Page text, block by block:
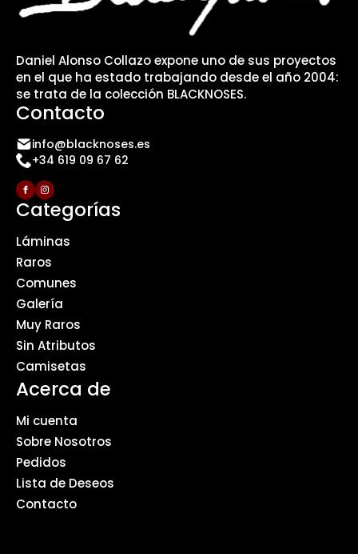
Daniel Alonso Collazo expone uno de sus proyectos
en el que ha estado trabajando desde el año 2004:
se trata de la colección BLACKNOSES.
Contacto
info@blacknoses.es
+34 619 09 67 62
Categorías
Láminas
Raros
Comunes
Galería
Muy Raros
Sin Atributos
Camisetas
Acerca de
Mi cuenta
Sobre Nosotros
Pedidos
Lista de Deseos
Contacto